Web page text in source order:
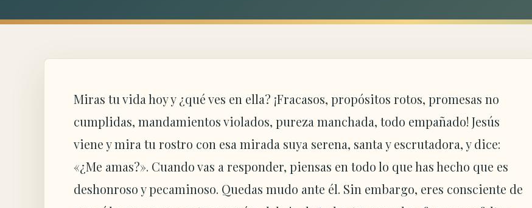
Miras tu vida hoy y ¿qué ves en ella? ¡Fracasos, propósitos rotos, promesas no
cumplidas, mandamientos violados, pureza manchada, todo empañado! Jesús
viene y mira tu rostro con esa mirada suya serena, santa y escrutadora, y dice:
«¿Me amas?». Cuando vas a responder, piensas en todo lo que has hecho que es
deshonroso y pecaminoso. Quedas mudo ante él. Sin embargo, eres consciente de